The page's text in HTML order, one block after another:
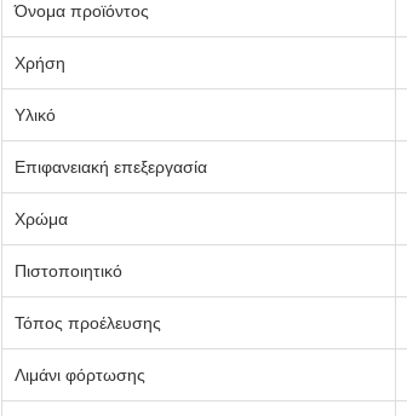
Όνομα προϊόντος
Χρήση
Υλικό
Επιφανειακή επεξεργασία
Χρώμα
Πιστοποιητικό
Τόπος προέλευσης
Λιμάνι φόρτωσης